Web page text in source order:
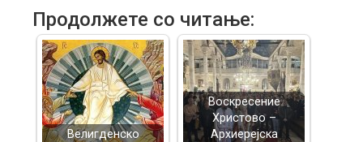
Продолжете со читање:
Велигденско
Воскресение
Христово –
Архиерејска